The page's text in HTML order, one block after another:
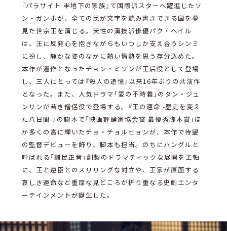
『パラサイト 半地下の家族』で国際派スターへ躍進したソ
ン・ガンホが、全ての民が文字を読み書きできる国を夢
見た世宗王を演じる。天性の演技派俳優パク・ヘイル
は、王に反発心を抱きながらもいつしか支え合うシンミ
に扮し、静かな姿のなかに熱い情熱を思う存分込めた。
本作が遺作となったチョン・ミソンが王后役として登場
し、三人にとっては『殺人の追憶』以来16年ぶりの共演作
となった。また、人気ドラマ「愛の不時着」のタン・ジュ
ンサンが若き僧侶役で登場する。『王の運命 -歴史を変え
た八日間-』の脚本で「映画評論家協会賞 最優秀脚本賞」ほ
か多くの賞に輝いたチョ・チョルヒョンが、本作で待望
の監督デビューを飾り、脚本も担当。のちにハングルと
呼ばれる「訓民正音」創製のドラマティックな展開を主軸
に、王と逆臣とのスリリングな対立や、王家が直面する
哀しき運命など重厚な見どころが折り重なる史劇エンタ
ーテインメントが誕生した。